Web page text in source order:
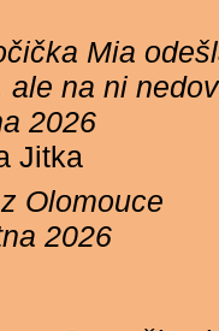
Mia
ale na ni
2026
Jitka
Olomouce
2026